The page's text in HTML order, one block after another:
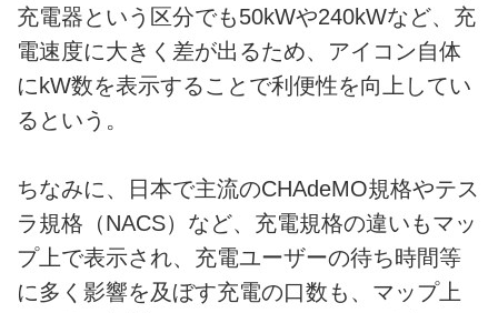
充電器という区分でも50kWや240kWなど、充
電速度に大きく差が出るため、アイコン自体
にkW数を表示することで利便性を向上してい
るという。
ちなみに、日本で主流のCHAdeMO規格やテス
ラ規格（NACS）など、充電規格の違いもマッ
プ上で表示され、充電ユーザーの待ち時間等
に多く影響を及ぼす充電の口数も、マップ上